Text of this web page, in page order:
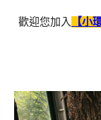
歡迎您加入 【小